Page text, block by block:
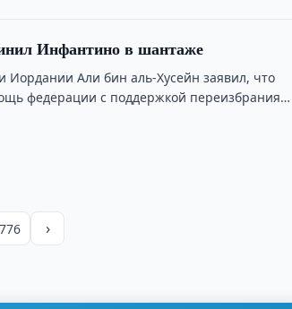
Инфантино в шантаже
Иордании Али бин аль-Хусейн заявил, что
федерации с поддержкой переизбрания
776 ›